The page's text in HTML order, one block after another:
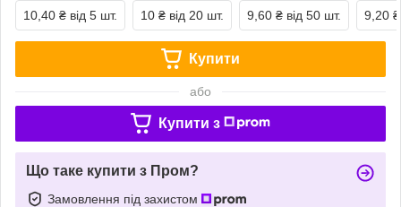
10,40 ₴ від 5 шт. 10 ₴ від 20 шт. 9,60 ₴ від 50 шт. 9,20 ₴
Купити
або
Купити з
Що таке купити з Пром?
Замовлення під захистом